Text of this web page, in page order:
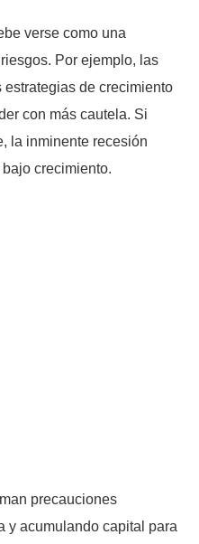
verse como una
Por ejemplo, las
de crecimiento
con más cautela. Si
la inminente recesión
crecimiento.
precauciones
y acumulando capital para